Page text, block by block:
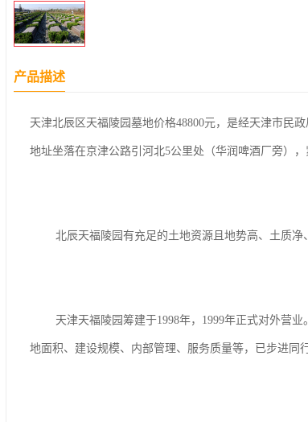
产品描述
天津北辰区天福陵园墓地价格48800元，是经天津市民
地址坐落在京津公路引河北5公里处（华润啤酒厂旁）
北辰天福陵园有充足的土地资源且地势高、土质净
天津天福陵园筹建于1998年，1999年正式对外营业
地面积、建设规模、内部管理、服务质量等，已步进同